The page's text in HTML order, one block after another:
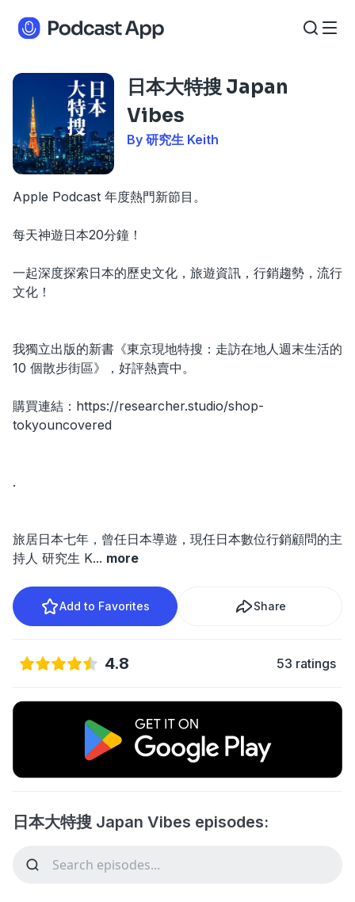
日本大特搜 Japan
Vibes
By 研究生 Keith
Apple Podcast 年度熱門新節目。
每天神遊日本20分鐘！
一起深度探索日本的歷史文化，旅遊資訊，行銷趨勢，流行
文化！
我獨立出版的新書《東京現地特搜：走訪在地人週末生活的
10 個散步街區》，好評熱賣中。
購買連結：https://researcher.studio/shop-
tokyouncovered
.
旅居日本七年，曾任日本導遊，現任日本數位行銷顧問的主
持人 研究生 K... more
Add to Favorites Share
4.8 53 ratings
日本大特搜 Japan Vibes episodes: